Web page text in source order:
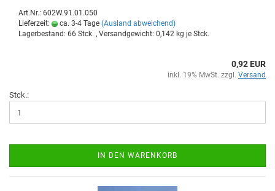
Art.Nr.: 602W.91.01.050
Lieferzeit:
ca. 3-4 Tage (Ausland abweichend)
Lagerbestand: 66 Stck. , Versandgewicht: 0,142 kg je Stck.
0,92 EUR
inkl. 19% MwSt. zzgl. Versand
Stck.:
IN DEN WARENKORB